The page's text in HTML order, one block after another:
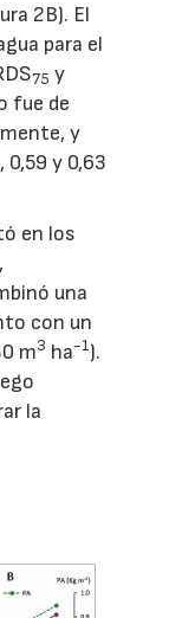
2B). El
para el
75 y
fue de
y
0,59 y 0,63
en los
una
con un
m3 ha-1).
la